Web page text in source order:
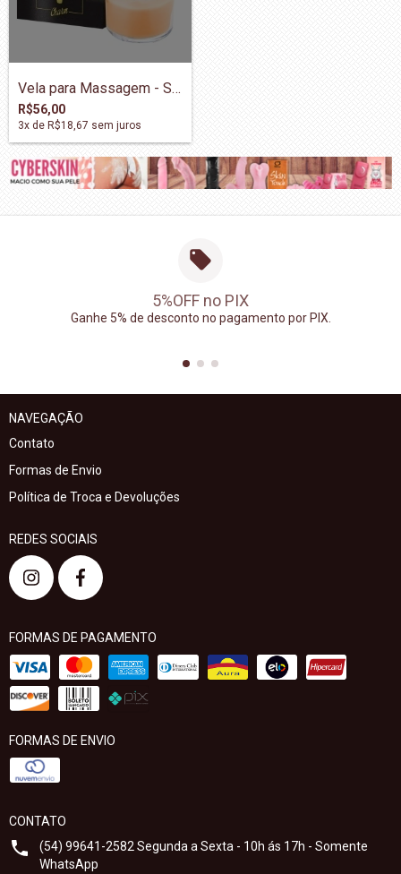
Vela para Massagem - SEX SENS Charm
R$56,00
3x de R$18,67 sem juros
5%OFF no PIX
Ganhe 5% de desconto no pagamento por PIX.
NAVEGAÇÃO
Contato
Formas de Envio
Política de Troca e Devoluções
REDES SOCIAIS
FORMAS DE PAGAMENTO
FORMAS DE ENVIO
CONTATO
(54) 99641-2582 Segunda a Sexta - 10h ás 17h - Somente
WhatsApp